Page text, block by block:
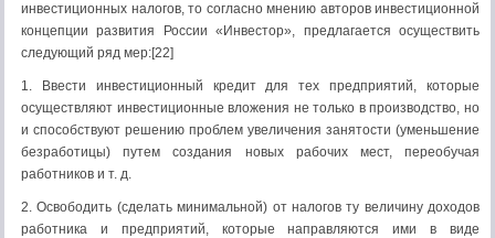
инвестиционных налогов, то согласно мнению авторов инвестиционной
концепции развития России «Инвестор», предлагается осуществить
следующий ряд мер:[22]
1. Ввести инвестиционный кредит для тех предприятий, которые
осуществляют инвестиционные вложения не только в производство, но
и способствуют решению проблем увеличения занятости (уменьшение
безработицы) путем создания новых рабочих мест, переобучая
работников и т. д.
2. Освободить (сделать минимальной) от налогов ту величину доходов
работника и предприятий, которые направляются ими в виде